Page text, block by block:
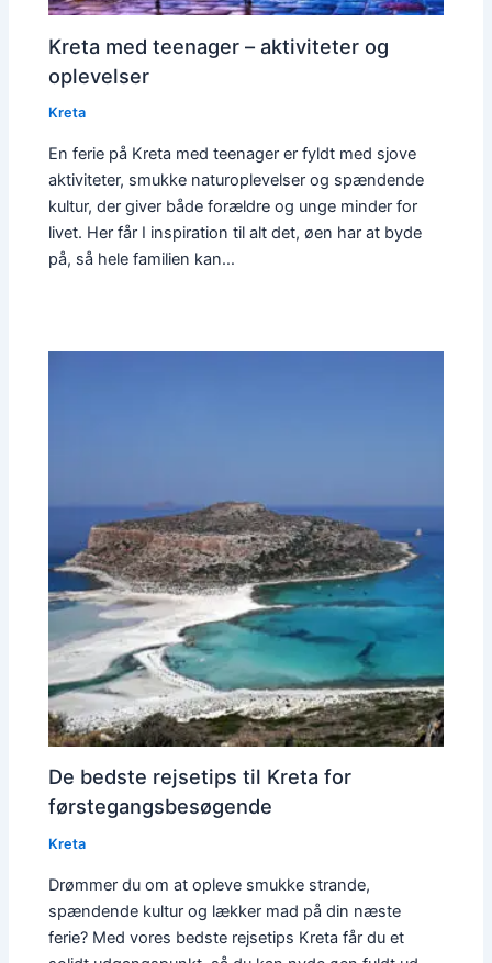
Kreta med teenager – aktiviteter og
oplevelser
Kreta
En ferie på Kreta med teenager er fyldt med sjove
aktiviteter, smukke naturoplevelser og spændende
kultur, der giver både forældre og unge minder for
livet. Her får I inspiration til alt det, øen har at byde
på, så hele familien kan…
De bedste rejsetips til Kreta for
førstegangsbesøgende
Kreta
Drømmer du om at opleve smukke strande,
spændende kultur og lækker mad på din næste
ferie? Med vores bedste rejsetips Kreta får du et